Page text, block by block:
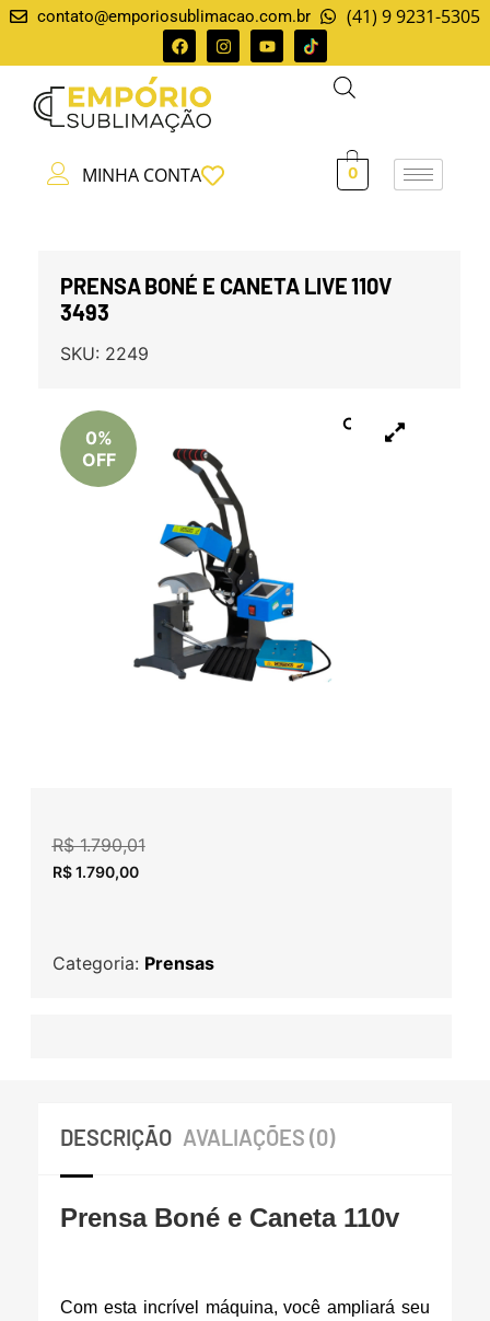
contato@emporiosublimacao.com.br (41) 9 9231-5305
MINHA CONTA 0
PRENSA BONÉ E CANETA LIVE 110V
3493
SKU: 2249
0%
OFF
R$1.790,01
R$1.790,00
Categoria: Prensas
DESCRIÇÃO AVALIAÇÕES (0)
Prensa Boné e Caneta 110v
Com esta incrível máquina, você ampliará seu